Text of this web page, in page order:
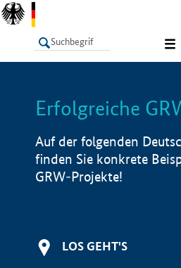
LISTE
Erfolgreiche
Auf der folgenden
finden Sie konkrete
GRW-Projekte!
LOS GEHT'S